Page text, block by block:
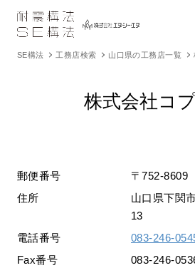
SE構法 工務店検索 山口県の工務店一覧
株式会社コ
郵便番号
〒752-8609
住所
山口県下関
13
電話番号
083-246-
Fax番号
083-246-